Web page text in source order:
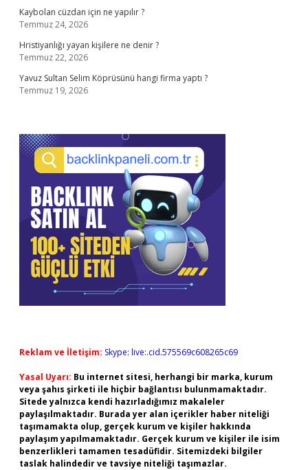
Kaybolan cüzdan için ne yapılır ?
Temmuz 24, 2026
Hristiyanlığı yayan kişilere ne denir ?
Temmuz 22, 2026
Yavuz Sultan Selim Köprüsünü hangi firma yaptı ?
Temmuz 19, 2026
Reklam ve İletişim: Skype: live:.cid.575569c608265c69
Yasal Uyarı: Bu internet sitesi, herhangi bir marka, kurum
veya şahıs şirketi ile hiçbir bağlantısı bulunmamaktadır.
Sitede yalnızca kendi hazırladığımız makaleler
paylaşılmaktadır. Burada yer alan içerikler haber niteliği
taşımamakta olup, gerçek kurum ve kişiler hakkında
paylaşım yapılmamaktadır. Gerçek kurum ve kişiler ile isim
benzerlikleri tamamen tesadüfidir. Sitemizdeki bilgiler
taslak halindedir ve tavsiye niteliği taşımazlar.